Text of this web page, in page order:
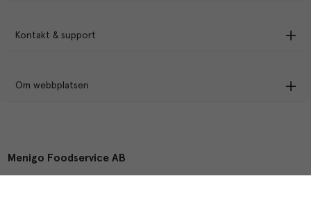
Kontakt & support
Om webbplatsen
Menigo Foodservice AB